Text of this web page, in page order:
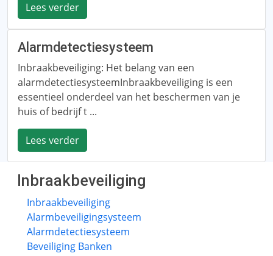
Lees verder
Alarmdetectiesysteem
Inbraakbeveiliging: Het belang van een
alarmdetectiesysteemInbraakbeveiliging is een
essentieel onderdeel van het beschermen van je
huis of bedrijf t ...
Lees verder
Inbraakbeveiliging
Inbraakbeveiliging
Alarmbeveiligingsysteem
Alarmdetectiesysteem
Beveiliging Banken